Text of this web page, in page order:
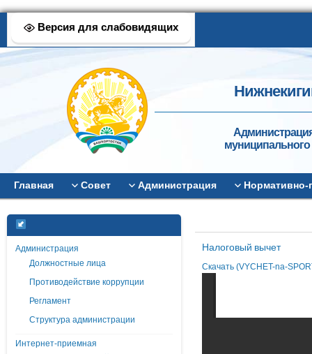
Версия для слабовидящих
муниципального
Главная Совет Администрация
Администрация
Должностные лица
Противодействие коррупции
Регламент
Структура администрации
Интернет-приемная
Налоговый вычет
Скачать (VYCHET-na-